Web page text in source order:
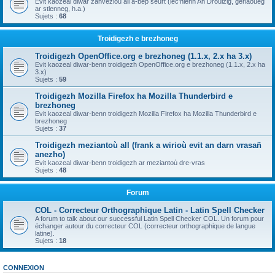
ar stlenneg, h.a.)
Sujets : 68
Troidigezh e brezhoneg
Troidigezh OpenOffice.org e brezhoneg (1.1.x, 2.x ha 3.x)
Evit kaozeal diwar-benn troidigezh OpenOffice.org e brezhoneg (1.1.x, 2.x ha
3.x)
Sujets : 59
Troidigezh Mozilla Firefox ha Mozilla Thunderbird e
brezhoneg
Evit kaozeal diwar-benn troidigezh Mozilla Firefox ha Mozilla Thunderbird e
brezhoneg
Sujets : 37
Troidigezh meziantoù all (frank a wirioù evit an darn vrasañ
anezho)
Evit kaozeal diwar-benn troidigezh ar meziantoù dre-vras
Sujets : 48
Forum
COL - Correcteur Orthographique Latin - Latin Spell Checker
A forum to talk about our successful Latin Spell Checker COL. Un forum pour
échanger autour du correcteur COL (correcteur orthographique de langue
latine).
Sujets : 18
CONNEXION